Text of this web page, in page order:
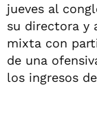
jueves al
su directora y
mixta con
de una
los ingresos